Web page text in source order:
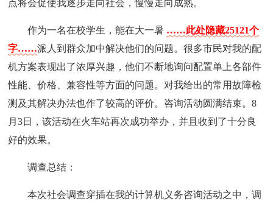
点将会促使我逐步走向社会，慢慢走向成熟。
作为一名在校学生，能在大一暑 ……此处隐藏25121个
字……派人到群众加中解决他们的问题。很多市民对我的配
机方案表现出了浓厚兴趣，他们不断地询问配置单上各部件
性能、价格、兼容性等方面的问题。对我给出的常用故障检
测及其解决办法也作了较高的评价。咨询活动圆满结束。8
月3日，该活动在火车站再次成功举办，并且收到了十分良
好的效果。
调查总结：
本次社会调查穿插在我的计算机义务咨询活动之中，调